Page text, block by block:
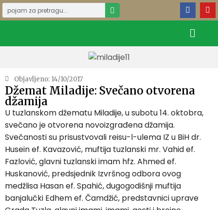
Objavljeno: 14/10/2017
Džemat Miladije: Svečano otvorena
džamija
U tuzlanskom džematu Miladije, u subotu 14. oktobra,
svečano je otvorena novoizgrađena džamija.
Svečanosti su prisustvovali reisu-l-ulema IZ u BiH dr.
Husein ef. Kavazović, muftija tuzlanski mr. Vahid ef.
Fazlović, glavni tuzlanski imam hfz. Ahmed ef.
Huskanović, predsjednik Izvršnog odbora ovog
medžlisa Hasan ef. Spahić, dugogodišnji muftija
banjalučki Edhem ef. Čamdžić, predstavnici uprave